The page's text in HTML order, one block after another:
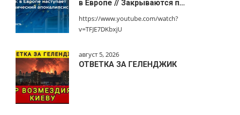
в Европе // Закрываются п…
https://www.youtube.com/watch?
v=TFJE7DKbxjU
август 5, 2026
ОТВЕТКА ЗА ГЕЛЕНДЖИК